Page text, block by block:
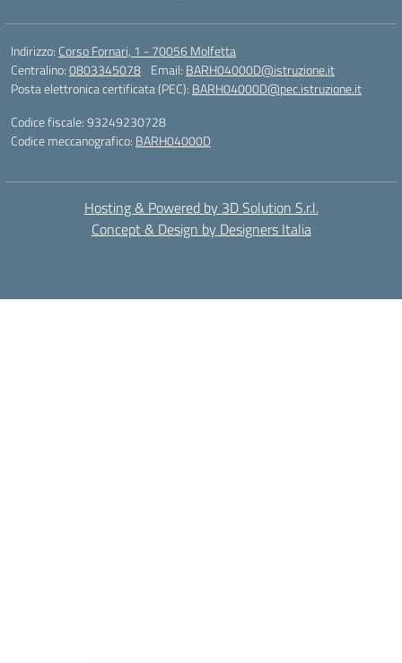
Indirizzo: Corso Fornari, 1 - 70056 Molfetta
Centralino:0803345078 Email: BARH04000D@istruzione.it
Posta elettronica certificata (PEC): BARH04000D@pec.istruzione.it
Codice fiscale: 93249230728
Codice meccanografico: BARH04000D
Hosting & Powered by 3D Solution S.r.l.
Concept & Design by Designers Italia